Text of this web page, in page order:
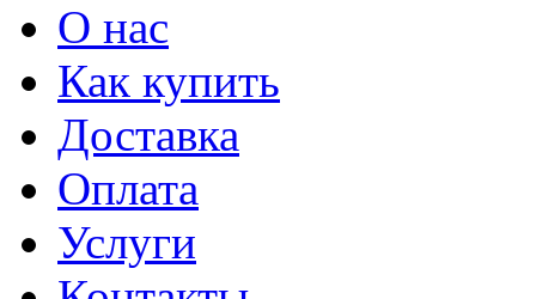
О нас
Как купить
Доставка
Оплата
Услуги